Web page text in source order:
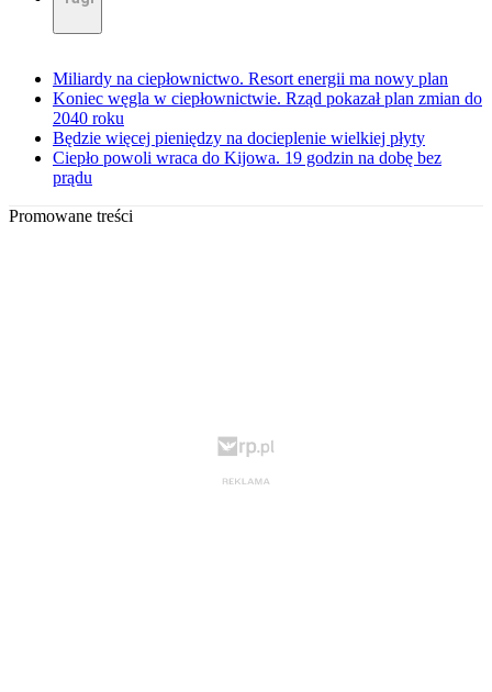
Miliardy na ciepłownictwo. Resort energii ma nowy plan
Koniec węgla w ciepłownictwie. Rząd pokazał plan zmian do
2040 roku
Będzie więcej pieniędzy na docieplenie wielkiej płyty
Ciepło powoli wraca do Kijowa. 19 godzin na dobę bez
prądu
Promowane treści